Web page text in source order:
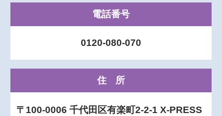
電話番号
0120-080-070
住所
〒100-0006 千代田区有楽町2-2-1 X-PRESS